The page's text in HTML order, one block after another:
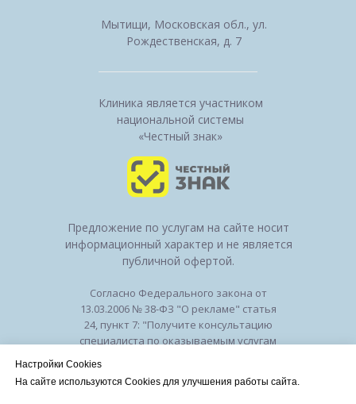
Клиника является участником
национальной системы
«Честный знак»
Мытищи, Московская обл., ул.
Рождественская, д. 7
Предложение по услугам на сайте носит
информационный характер и не является
публичной офертой.
Согласно Федерального закона от
13.03.2006 № 38-ФЗ "О рекламе" статья
24, пункт 7: "Получите консультацию
специалиста по оказываемым услугам
медицинской деятельности № ЛО-50-01-
Настройки Cookies
На сайте используются Cookies для улучшения работы сайта.